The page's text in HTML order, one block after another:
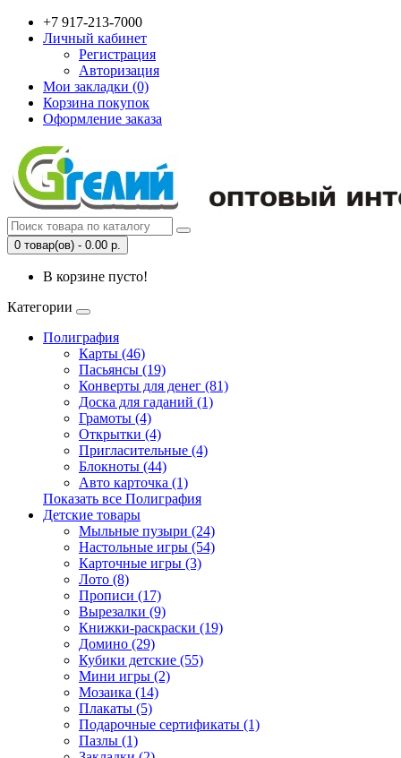
+7 917-213-7000
Личный кабинет
Регистрация
Авторизация
Мои закладки (0)
Корзина покупок
Оформление заказа
0 товар(ов) - 0.00 р.
В корзине пусто!
Категории
Полиграфия
Карты (46)
Пасьянсы (19)
Конверты для денег (81)
Доска для гаданий (1)
Грамоты (4)
Открытки (4)
Пригласительные (4)
Блокноты (44)
Авто карточка (1)
Показать все Полиграфия
Детские товары
Мыльные пузыри (24)
Настольные игры (54)
Карточные игры (3)
Лото (8)
Прописи (17)
Вырезалки (9)
Книжки-раскраски (19)
Домино (29)
Кубики детские (55)
Мини игры (2)
Мозаика (14)
Плакаты (5)
Подарочные сертификаты (1)
Пазлы (1)